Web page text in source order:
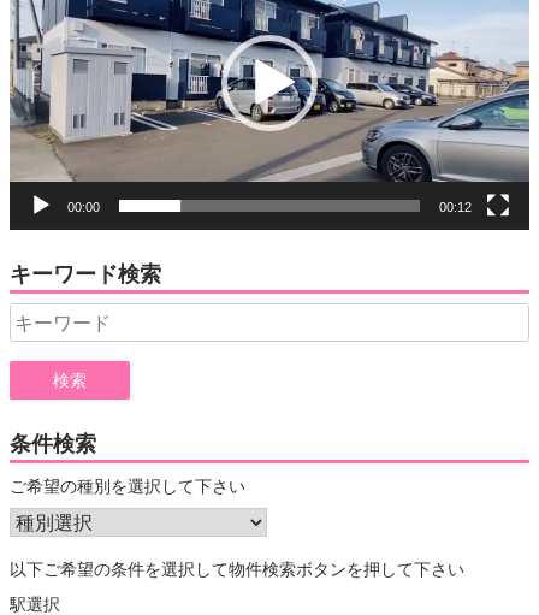
プ
レ
ー
ヤ
ー
00:00 00:12
キーワード検索
Search
for:
条件検索
ご希望の種別を選択して下さい
以下ご希望の条件を選択して物件検索ボタンを押して下さい
駅選択